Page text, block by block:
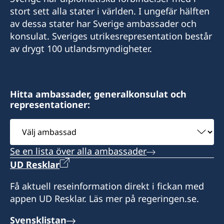
30 bus 1, Bellekensstraat
BE-2400 MOL
Vänligen notera att du vid frågor om konsulära
Honorärkonsul
Ronnie Leten
Assistent
Kato Claes
+32 19 32 92 55
E-POSTADRESS
swedish.consulate@molnlycke.com
176, Chaussée romaine
BE-4300 WAREMME
Vänligen notera att du vid frågor om konsulära
ärenden i första hand ska vända dig till
Sveriges generalkonsulat i Bryssel.
Eric de Kesel
NÖDNUMMER VID AKUTA FALL
+46 8 405 5005
E-POSTADRESS
Sveriges generalkonsulat
51 Bld. Grande-Duchesse Charlotte
L-1331 Luxembourg
Konsulatet kan utföra provisoriska pass.
Tidsbokning krävs.
Expeditionstider för utlämning av pass och
övriga ärenden (ingen tidsbokning krävs):
stort sett alla stater i världen. I ungefär hälften
av dessa stater har Sverige ambassader och
konsulat. Sveriges utrikesrepresentation består
av drygt 100 utlandsmyndigheter.
Hitta ambassader, generalkonsulat och
representationer:
Välj
ambassad
Se en lista över alla ambassader
UD Resklar
Få aktuell reseinformation direkt i fickan med
appen UD Resklar. Läs mer på regeringen.se.
Svensklistan